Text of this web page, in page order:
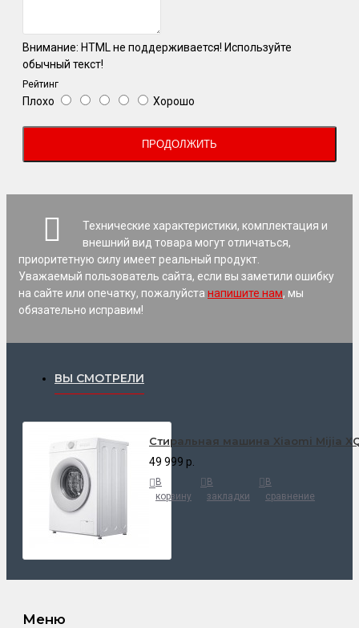
Внимание: HTML не поддерживается! Используйте
обычный текст!
Рейтинг
Плохо Хорошо
ПРОДОЛЖИТЬ
Технические характеристики, комплектация и
внешний вид товара могут отличаться,
приоритетную силу имеет реальный продукт.
Уважаемый пользователь сайта, если вы заметили ошибку
на сайте или опечатку, пожалуйста напишите нам, мы
обязательно исправим!
ВЫ СМОТРЕЛИ
Стиральная машина Xiaomi Mijia
49 999 р.
В
корзину
В
закладки
В
сравнение
Меню